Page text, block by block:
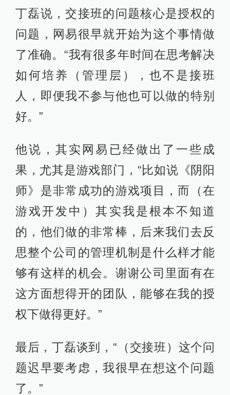
丁磊说，交接班的问题核心是授权的
问题，网易很早就开始为这个事情做
了准确。“我有很多年时间在思考解决
如何培养（管理层），也不是接班
人，即便我不参与他也可以做的特别
好。”
他说，其实网易已经做出了一些成
果，尤其是游戏部门，“比如说《阴阳
师》是非常成功的游戏项目，而（在
游戏开发中）其实我是根本不知道
的，他们做的非常棒，后来我们去反
思整个公司的管理机制是什么样才能
够有这样的机会。谢谢公司里面有在
这方面想得开的团队，能够在我的授
权下做得更好。”
最后，丁磊谈到，“（交接班）这个问
题迟早要考虑，我很早在想这个问题
了。”